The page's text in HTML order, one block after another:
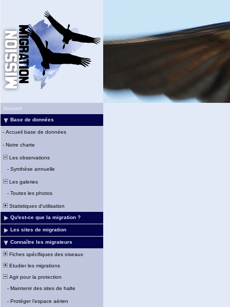
Accueil
Base de données
- Accueil base de données
- Notre charte
Les observations
- Synthèse annuelle
Les galeries
- Toutes les photos
Statistiques d'utilisation
Qu'est-ce que la migration ?
Les sites de migration
Connaître les migrateurs
Fiches spécifiques des oiseaux
Etudier les migrations
Agir pour la protection
- Maintenir des sites de halte
- Protéger l’espace aérien